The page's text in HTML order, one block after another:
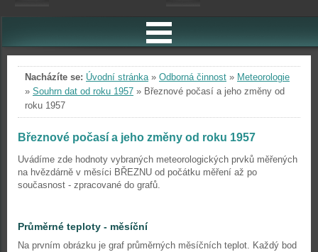
Nacházíte se: Úvodní stránka» Odborná činnost » Meteorologie
» Souhrn dat od roku 1957 » Březnové počasí a jeho změny od
roku 1957
Březnové počasí a jeho změny od roku 1957
Uvádíme zde hodnoty vybraných meteorologických prvků měřených
na hvězdárně v měsíci BŘEZNU od počátku měření až po
současnost - zpracované do grafů.
Průměrné teploty - měsíční
Na prvním obrázku je graf průměrných měsíčních teplot. Každý bod